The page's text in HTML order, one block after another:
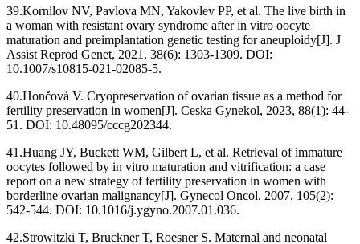
39.Kornilov NV, Pavlova MN, Yakovlev PP, et al. The live birth in
a woman with resistant ovary syndrome after in vitro oocyte
maturation and preimplantation genetic testing for aneuploidy[J]. J
Assist Reprod Genet, 2021, 38(6): 1303-1309. DOI:
10.1007/s10815-021-02085-5.
40.Hončová V. Cryopreservation of ovarian tissue as a method for
fertility preservation in women[J]. Ceska Gynekol, 2023, 88(1): 44-
51. DOI: 10.48095/cccg202344.
41.Huang JY, Buckett WM, Gilbert L, et al. Retrieval of immature
oocytes followed by in vitro maturation and vitrification: a case
report on a new strategy of fertility preservation in women with
borderline ovarian malignancy[J]. Gynecol Oncol, 2007, 105(2):
542-544. DOI: 10.1016/j.ygyno.2007.01.036.
42.Strowitzki T, Bruckner T, Roesner S. Maternal and neonatal